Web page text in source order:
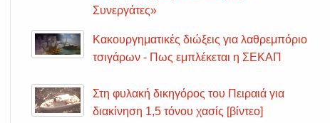
Συνεργάτες»
Κακουργηματικές διώξεις για λαθρεμπόριο
τσιγάρων - Πως εμπλέκεται η ΣΕΚΑΠ
Στη φυλακή δικηγόρος του Πειραιά για
διακίνηση 1,5 τόνου χασίς [βίντεο]